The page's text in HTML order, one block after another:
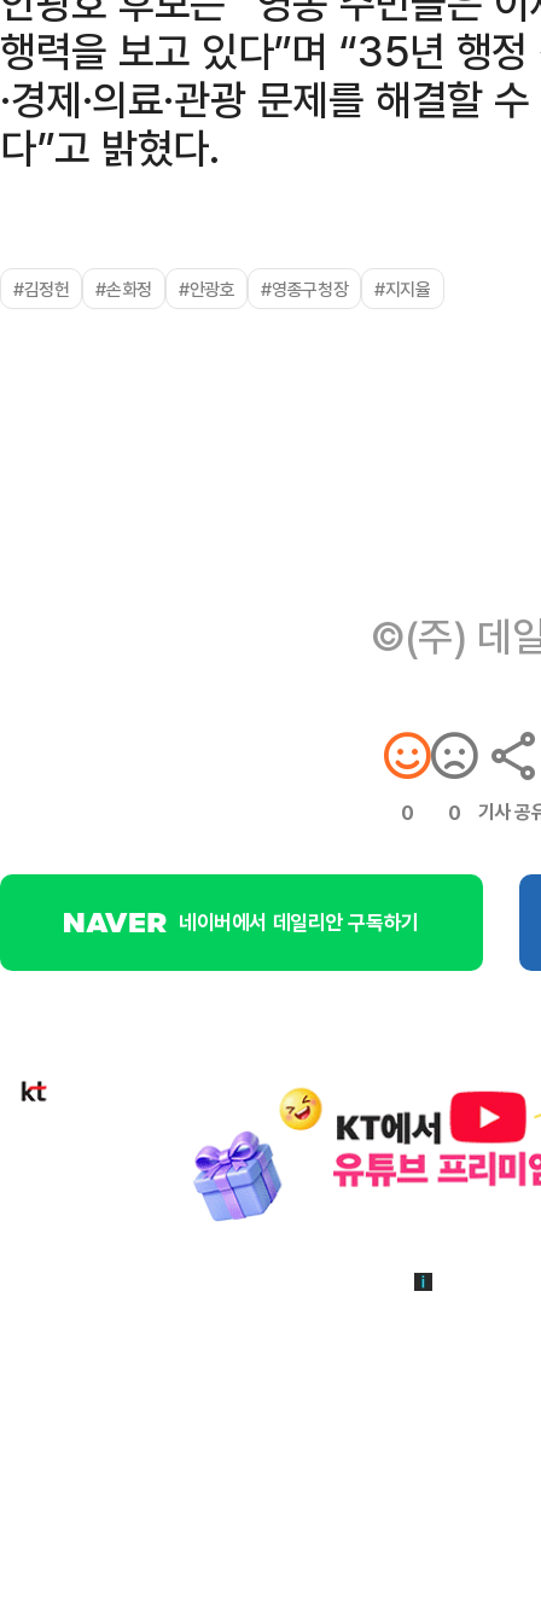
행력을 보고 있다”며 “35년 행
·경제·의료·관광 문제를 해결할
다”고 밝혔다.
#김정헌 #손화정 #안광호 #영종구청장 #지지율
©(주) 데
0 0 기사 공
네이버에서 데일리안 구독하기